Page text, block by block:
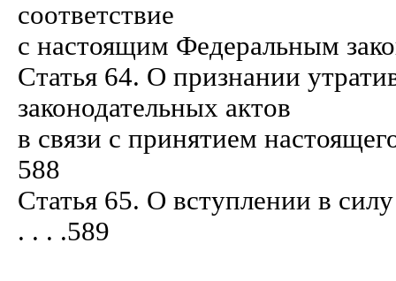
соответствие
с настоящим Федеральным
Статья 64. О признании
законодательных актов
в связи с принятием
588
Статья 65. О вступлении в
. . . .589